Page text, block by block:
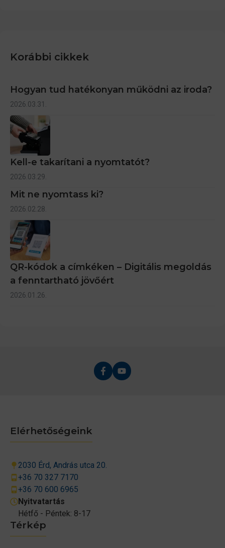
Korábbi cikkek
Hogyan tud hatékonyan működni az iroda?
2026.03.31.
Kell-e takarítani a nyomtatót?
2026.03.29.
Mit ne nyomtass ki?
2026.02.28.
QR-kódok a címkéken – Digitális megoldás
a fenntartható jövőért
2026.01.26.
Térkép
Elérhetőségeink
2030 Érd, András utca 20.
+36 70 327 7170
+36 70 600 6965
Nyitvatartás
Hétfő - Péntek: 8-17